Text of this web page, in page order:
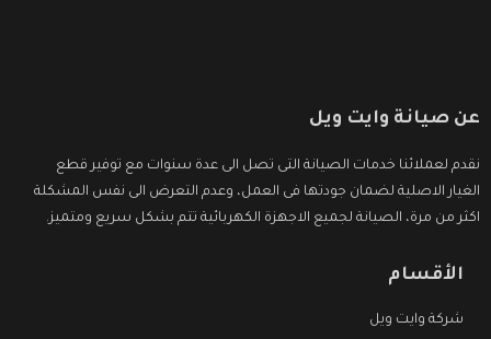
عن صيانة وايت ويل
نقدم لعملائنا خدمات الصيانة التى تصل الى عدة سنوات مع توفير قطع
الغيار الاصلية لضمان جودتها فى العمل، وعدم التعرض الى نفس المشكلة
اكثر من مرة، الصيانة لجميع الاجهزة الكهربائية تتم بشكل سريع ومتميز.
الأقسام
شركة وايت ويل